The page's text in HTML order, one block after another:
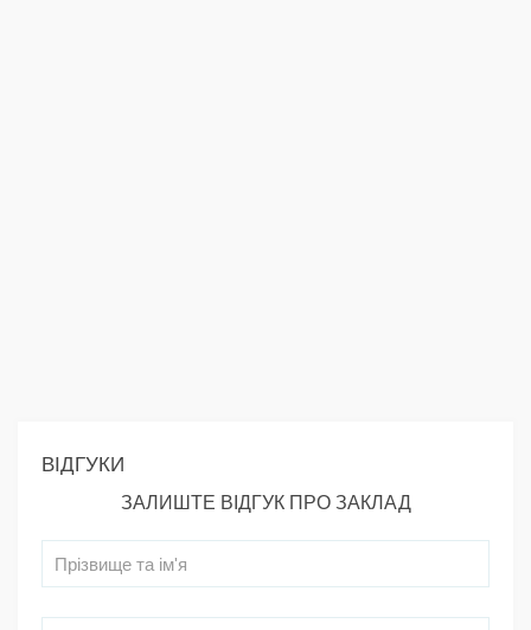
ВІДГУКИ
ЗАЛИШТЕ ВІДГУК ПРО ЗАКЛАД